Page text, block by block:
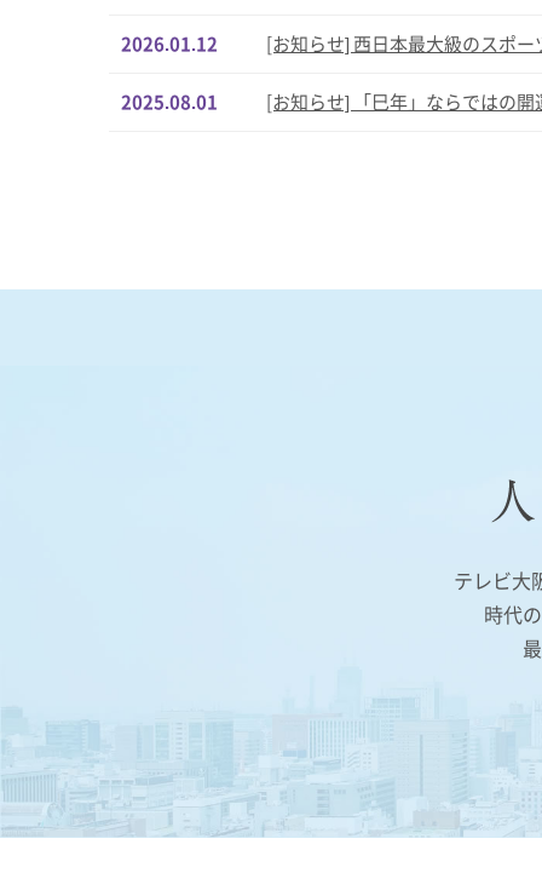
2026.01.12 [お知らせ] 西日本最大級のスポ
2025.08.01 [お知らせ] 「巳年」ならではの
テレビ大
時代